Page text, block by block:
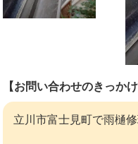
【お問い合わせのきっかけ
立川市富士見町で雨樋